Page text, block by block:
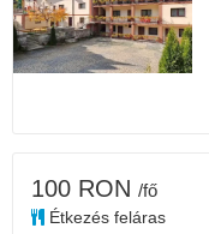
100 RON /fő
Étkezés feláras